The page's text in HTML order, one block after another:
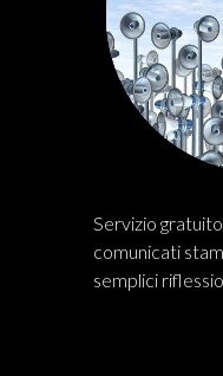
Servizio
comunicati
semplici